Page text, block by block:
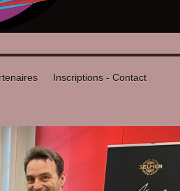
Inscriptions - Contact